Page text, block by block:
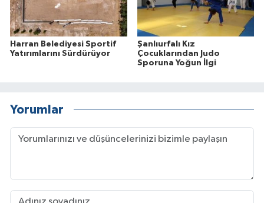
Harran Belediyesi Sportif
Yatırımlarını Sürdürüyor
Şanlıurfalı Kız
Çocuklarından Judo
Sporuna Yoğun İlgi
Yorumlar